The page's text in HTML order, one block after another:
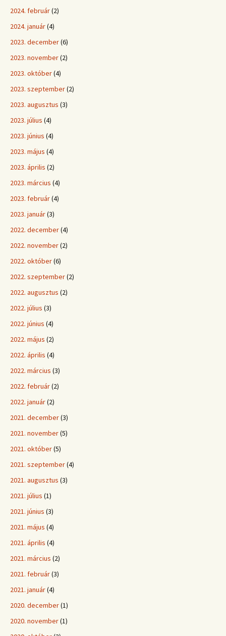
2024. február(2)
2024. január(4)
2023. december(6)
2023. november(2)
2023. október(4)
2023. szeptember(2)
2023. augusztus (3)
2023. július (4)
2023. június (4)
2023. május (4)
2023. április (2)
2023. március (4)
2023. február(4)
2023. január(3)
2022. december(4)
2022. november(2)
2022. október(6)
2022. szeptember(2)
2022. augusztus (2)
2022. július (3)
2022. június (4)
2022. május (2)
2022. április (4)
2022. március (3)
2022. február(2)
2022. január(2)
2021. december(3)
2021. november(5)
2021. október(5)
2021. szeptember(4)
2021. augusztus (3)
2021. július (1)
2021. június (3)
2021. május (4)
2021. április (4)
2021. március (2)
2021. február(3)
2021. január(4)
2020. december(1)
2020. november(1)